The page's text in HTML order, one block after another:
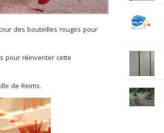
des bouteilles rouges pour
pour réinventer cette
de Reims.